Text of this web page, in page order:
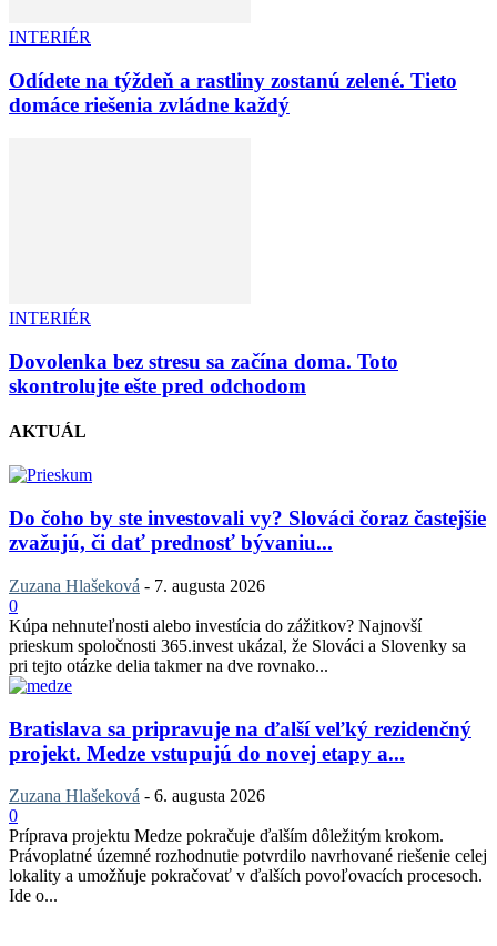
INTERIÉR
Odídete na týždeň a rastliny zostanú zelené. Tieto
domáce riešenia zvládne každý
INTERIÉR
Dovolenka bez stresu sa začína doma. Toto
skontrolujte ešte pred odchodom
AKTUÁL
Do čoho by ste investovali vy? Slováci čoraz častejšie
zvažujú, či dať prednosť bývaniu...
Zuzana Hlašeková - 7. augusta 2026
0
Kúpa nehnuteľnosti alebo investícia do zážitkov? Najnovší
prieskum spoločnosti 365.invest ukázal, že Slováci a Slovenky sa
pri tejto otázke delia takmer na dve rovnako...
Bratislava sa pripravuje na ďalší veľký rezidenčný
projekt. Medze vstupujú do novej etapy a...
Zuzana Hlašeková - 6. augusta 2026
0
Príprava projektu Medze pokračuje ďalším dôležitým krokom.
Právoplatné územné rozhodnutie potvrdilo navrhované riešenie celej
lokality a umožňuje pokračovať v ďalších povoľovacích procesoch.
Ide o...